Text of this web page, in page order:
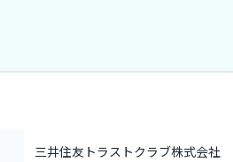
三井住友トラストクラブ株式会社